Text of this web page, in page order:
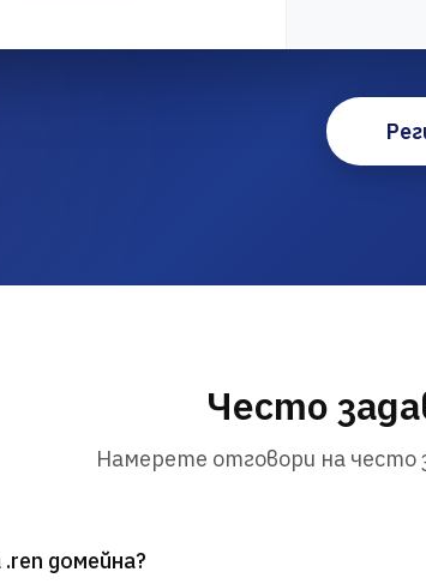
Често
Намерете отговори на често
домейна?